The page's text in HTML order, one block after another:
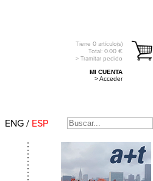
Tiene 0 artículo(s)
Total: 0.00 €
> Tramitar pedido
MI CUENTA
> Acceder
ENG / ESP